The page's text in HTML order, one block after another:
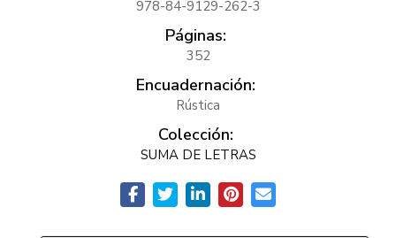
978-84-9129-262-3
Páginas:
352
Encuadernación:
Rústica
Colección:
SUMA DE LETRAS